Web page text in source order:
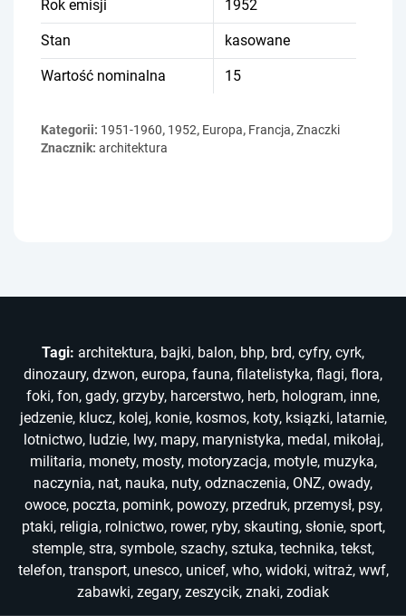
Rok emisji 1952
Stan kasowane
Wartość nominalna 15
Kategorii: 1951-1960, 1952, Europa, Francja,Znaczki
Znacznik: architektura
Tagi: architektura, bajki, balon, bhp, brd, cyfry, cyrk,
dinozaury, dzwon, europa, fauna, filatelistyka, flagi, flora,
foki, fon, gady, grzyby, harcerstwo, herb, hologram, inne,
jedzenie, klucz, kolej, konie, kosmos, koty, ksiązki, latarnie,
lotnictwo, ludzie, lwy, mapy, marynistyka, medal, mikołaj,
militaria, monety, mosty, motoryzacja, motyle, muzyka,
naczynia, nat, nauka, nuty, odznaczenia, ONZ, owady,
owoce, poczta, pomink, powozy, przedruk, przemysł, psy,
ptaki, religia, rolnictwo, rower, ryby, skauting, słonie, sport,
stemple, stra, symbole, szachy, sztuka, technika, tekst,
telefon, transport, unesco, unicef, who, widoki, witraż, wwf,
zabawki, zegary, zeszycik, znaki, zodiak